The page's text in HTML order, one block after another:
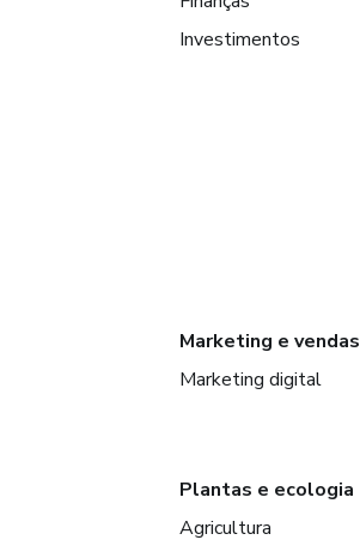
Investimentos
Marketing e vendas
Marketing digital
Plantas e ecologia
Agricultura